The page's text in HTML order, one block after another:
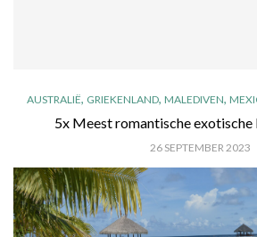
AUSTRALIË, GRIEKENLAND, MALEDIVEN,
5x Meest romantische exotische
26 SEPTEMBER 2023